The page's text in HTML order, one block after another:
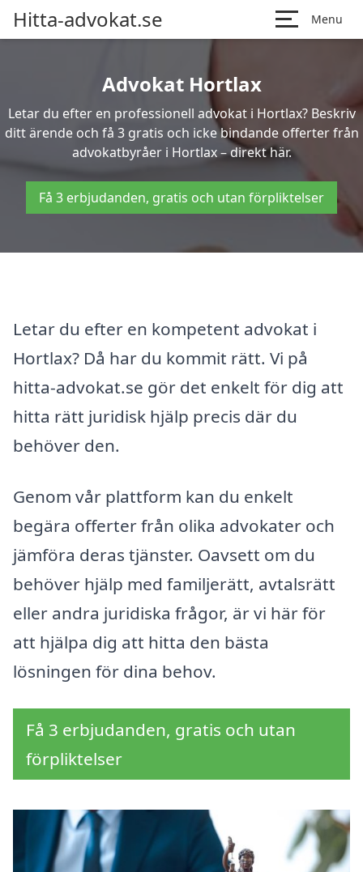
Hitta-advokat.se Menu
Advokat Hortlax
Letar du efter en professionell advokat i Hortlax? Beskriv
ditt ärende och få 3 gratis och icke bindande offerter från
advokatbyråer i Hortlax – direkt här.
Få 3 erbjudanden, gratis och utan förpliktelser
Letar du efter en kompetent advokat i
Hortlax? Då har du kommit rätt. Vi på
hitta-advokat.se gör det enkelt för dig att
hitta rätt juridisk hjälp precis där du
behöver den.
Genom vår plattform kan du enkelt
begära offerter från olika advokater och
jämföra deras tjänster. Oavsett om du
behöver hjälp med familjerätt, avtalsrätt
eller andra juridiska frågor, är vi här för
att hjälpa dig att hitta den bästa
lösningen för dina behov.
Få 3 erbjudanden, gratis och utan
förpliktelser